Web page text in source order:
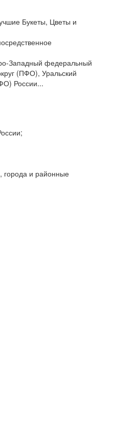
Букеты, Цветы и
Западный федеральный
(ПФО), Уральский
России...
города и районные